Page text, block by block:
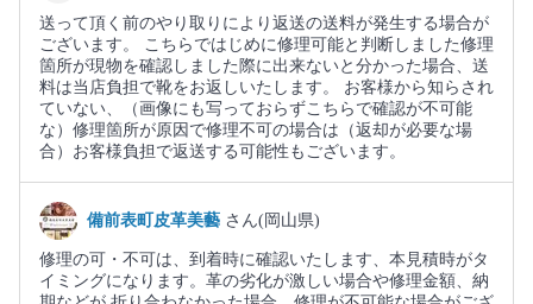
送って頂く前のやり取りにより返送の送料が発生する場合が
ございます。 こちらではじめに修理可能と判断しました修理
箇所が現物を確認しました際に出来ないと分かった場合、送
料は当店負担で靴をお返しいたします。 お客様から知らされ
ていない、（画像にも写っておらずこちらで確認が不可能
な）修理箇所が原因で修理不可の場合は（返却が必要な場
合）お客様負担で返送する可能性もございます。
備前表町皮革美藝 さん(岡山県)
修理の可・不可は、到着時に確認いたします、本見積時がタ
イミングになります。革の劣化が激しい場合や修理金額、納